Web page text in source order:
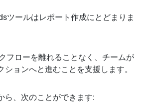
ツールはレポート作成にとどまりま
フローを離れることなく、チームが
ションへと進むことを支援します。
ら、次のことができます: